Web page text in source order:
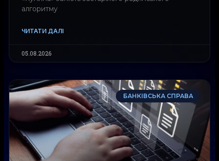
алгоритму
ЧИТАТИ ДАЛІ
05.08.2026
БАНКІВСЬКА СПРАВА